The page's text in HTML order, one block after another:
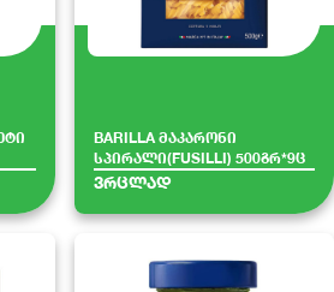
BARILLA მაკარონი
სპირალი(FUSILLI) 500გრ*9ც
ვრცლად